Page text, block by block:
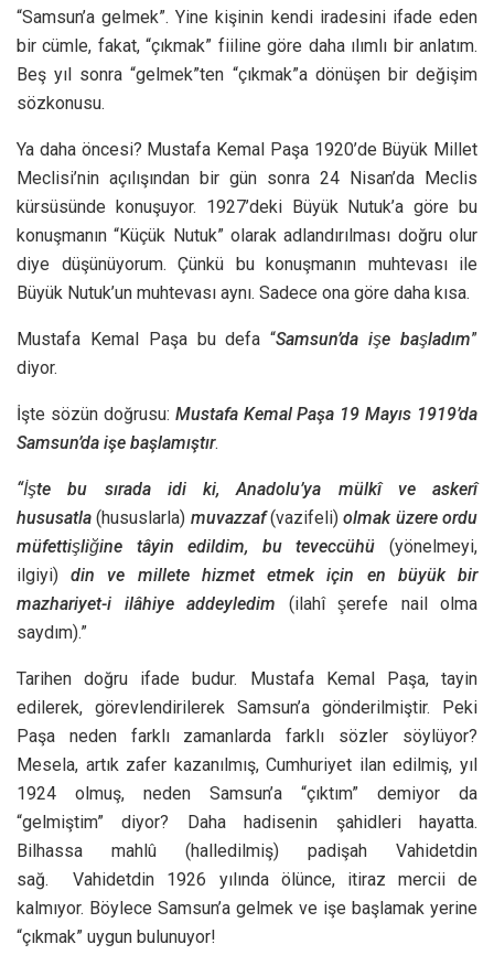
“Samsun’a gelmek”. Yine kişinin kendi iradesini ifade eden
bir cümle, fakat, “çıkmak” fiiline göre daha ılımlı bir anlatım.
Beş yıl sonra “gelmek”ten “çıkmak”a dönüşen bir değişim
sözkonusu.
Ya daha öncesi? Mustafa Kemal Paşa 1920’de Büyük Millet
Meclisi’nin açılışından bir gün sonra 24 Nisan’da Meclis
kürsüsünde konuşuyor. 1927’deki Büyük Nutuk’a göre bu
konuşmanın “Küçük Nutuk” olarak adlandırılması doğru olur
diye düşünüyorum. Çünkü bu konuşmanın muhtevası ile
Büyük Nutuk’un muhtevası aynı. Sadece ona göre daha kısa.
Mustafa Kemal Paşa bu defa “Samsun’da işe başladım”
diyor.
İşte sözün doğrusu: Mustafa Kemal Paşa 19 Mayıs 1919’da
Samsun’da işe başlamıştır.
“İşte bu sırada idi ki, Anadolu’ya mülkî ve askerî
hususatla (hususlarla) muvazzaf(vazifeli)olmak üzere ordu
müfettişliğine tâyin edildim, bu teveccühü (yönelmeyi,
ilgiyi)din ve millete hizmet etmek için en büyük bir
mazhariyet-i ilâhiye addeyledim (ilahî şerefe nail olma
saydım).”
Tarihen doğru ifade budur. Mustafa Kemal Paşa, tayin
edilerek, görevlendirilerek Samsun’a gönderilmiştir. Peki
Paşa neden farklı zamanlarda farklı sözler söylüyor?
Mesela, artık zafer kazanılmış, Cumhuriyet ilan edilmiş, yıl
1924 olmuş, neden Samsun’a “çıktım” demiyor da
“gelmiştim” diyor? Daha hadisenin şahidleri hayatta.
Bilhassa mahlû (halledilmiş) padişah Vahidetdin
sağ.
Vahidetdin 1926 yılında ölünce, itiraz mercii de
kalmıyor. Böylece Samsun’a gelmek ve işe başlamak yerine
“çıkmak” uygun bulunuyor!